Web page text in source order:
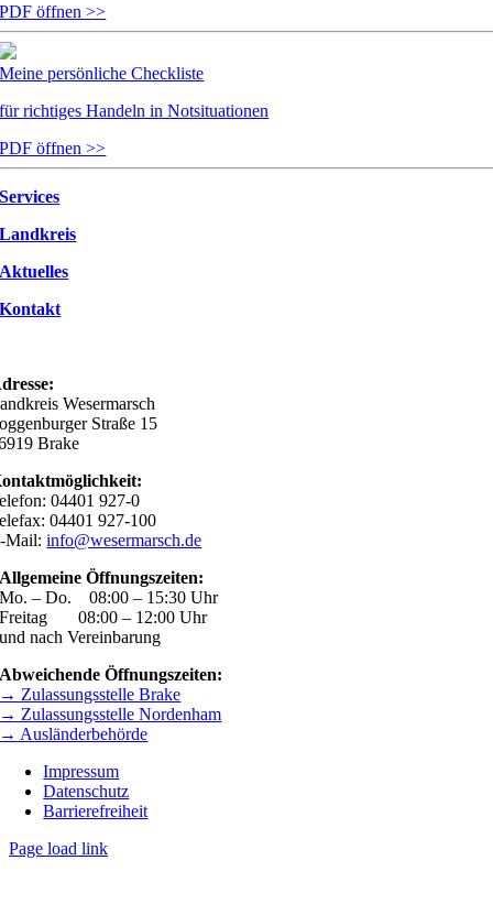
PDF öffnen >>
Meine persönliche Checkliste
für richtiges Handeln in Notsituationen
PDF öffnen >>
Services
Landkreis
Aktuelles
Kontakt
Wesermarsch
Straße 15
Brake
04401 927-0
04401 927-100
Mail:info@wesermarsch.de
Allgemeine Öffnungszeiten:
Mo. – Do. 08:00 – 15:30 Uhr
Freitag 08:00 – 12:00 Uhr
und nach Vereinbarung
Abweichende Öffnungszeiten:
→ Zulassungsstelle Brake
→ Zulassungsstelle Nordenham
→ Ausländerbehörde
Impressum
Datenschutz
Barrierefreiheit
Page load link